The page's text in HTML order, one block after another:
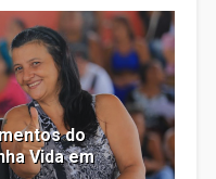
do
Vida em